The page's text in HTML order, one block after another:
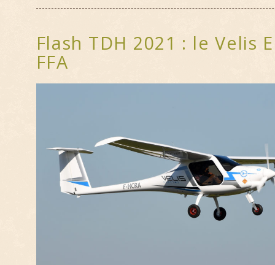
Flash TDH 2021 : le Velis
FFA